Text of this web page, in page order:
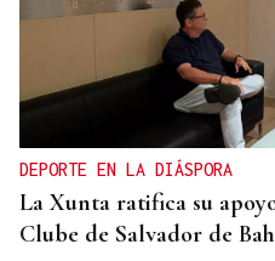
Jesusa Prado López, la
iluminó La Habana
DEPORTE EN LA DIÁSPORA
La Xunta ratifica su
Clube de Salvador de